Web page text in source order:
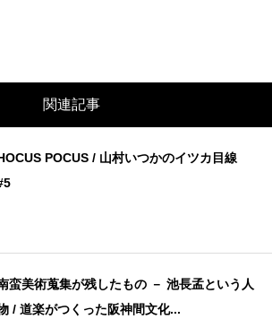
関連記事
POCUS / 山村いつかのイツカ目線
蛮美術蒐集が残したもの － 池長孟という人
/ 道楽がつくった阪神間文化...